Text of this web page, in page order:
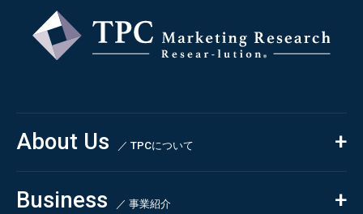
About Us ／ TPCについて
私たちの強み
会社概要・沿革
Business ／ 事業紹介